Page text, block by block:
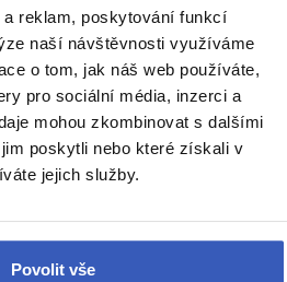
a reklam, poskytování funkcí
naší návštěvnosti využíváme
o tom, jak náš web používáte,
pro sociální média, inzerci a
mohou zkombinovat s dalšími
poskytli nebo které získali v
jejich služby.
Povolit vše
+ LEDOVCOVÉ
DOLY